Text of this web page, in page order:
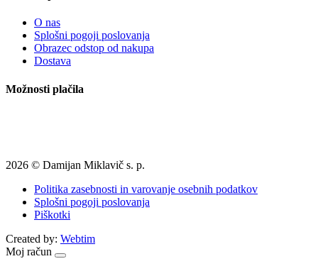
O nas
Splošni pogoji poslovanja
Obrazec odstop od nakupa
Dostava
Možnosti plačila
2026 © Damijan Miklavič s. p.
Politika zasebnosti in varovanje osebnih podatkov
Splošni pogoji poslovanja
Piškotki
Created by: Webtim
Moj račun